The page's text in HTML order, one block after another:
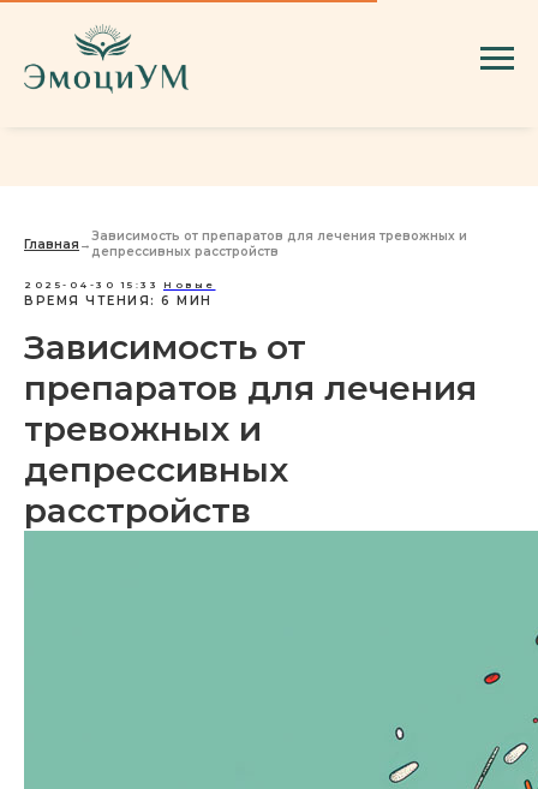
Главная →Зависимость от препаратов для лечения тревожных и
депрессивных расстройств
2025-04-30 15:33 Новые
ВРЕМЯ ЧТЕНИЯ: 6 МИН
Зависимость от
препаратов для лечения
тревожных и
депрессивных
расстройств